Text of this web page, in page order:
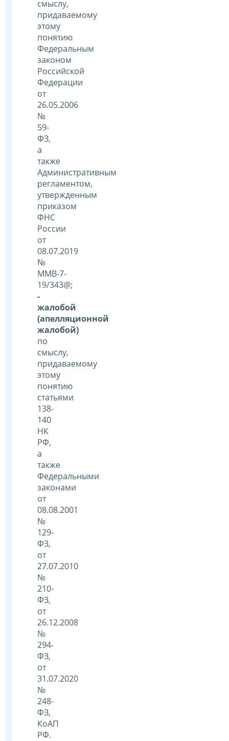
смыслу,
придаваемому
этому
понятию
Федеральным
законом
Российской
Федерации
от
26.05.2006
№
59-
ФЗ,
а
также
Административным
регламентом,
утвержденным
приказом
ФНС
России
от
08.07.2019
№
ММВ-7-
19/343@;
-
жалобой
(апелляционной
жалобой)
по
смыслу,
придаваемому
этому
понятию
статьями
138-
140
НК
РФ,
а
также
Федеральными
законами
от
08.08.2001
№
129-
ФЗ,
от
27.07.2010
№
210-
ФЗ,
от
26.12.2008
№
294-
ФЗ,
от
31.07.2020
№
248-
ФЗ,
КоАП
РФ.